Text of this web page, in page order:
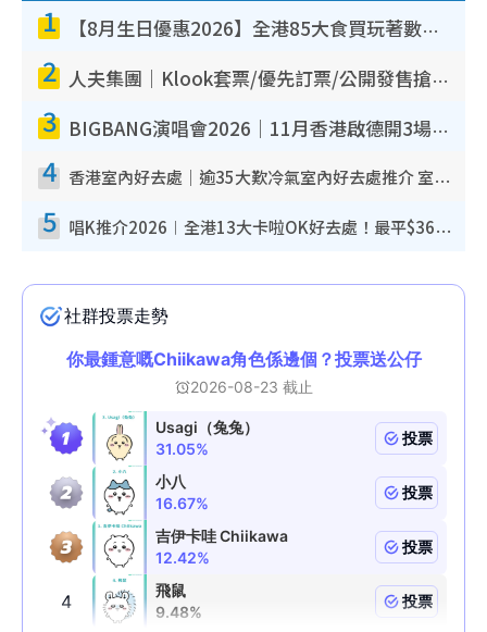
1 【8月生日優惠2026】全港85大食買玩著數攻略 自助餐/火鍋放題同行免費＋誠品/DONKI送現金券
2 人夫集團｜Klook套票/優先訂票/公開發售搶飛攻略！附票價.購票連結.場地座位表
3 BIGBANG演唱會2026｜11月香港啟德開3場！實名制VIP申請、優先購票攻略
4 香港室內好去處｜逾35大歎冷氣室內好去處推介 室內活動免費避雨無懼落雨
5 唱K推介2026︱全港13大卡啦OK好去處！最平$36起 日文K都有！(附地址+收費詳情)